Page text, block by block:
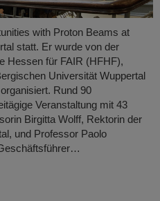
with Proton Beams at
statt. Er wurde von der
Hessen für FAIR (HFHF),
Universität Wuppertal
Rund 90
Veranstaltung mit 43
Birgitta Wolff, Rektorin der
und Professor Paolo